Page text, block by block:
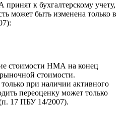
к бухгалтерскому учету,
может быть изменена только в
стоимости НМА на конец
стоимости.
при наличии активного
переоценку может только
17 ПБУ 14/2007).